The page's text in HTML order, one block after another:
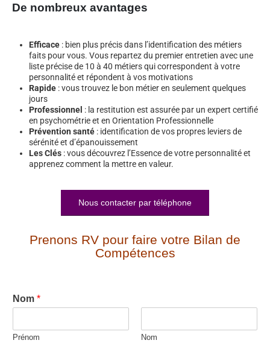
De nombreux avantages
Efficace : bien plus précis dans l’identification des métiers
faits pour vous. Vous repartez du premier entretien avec une
liste précise de 10 à 40 métiers qui correspondent à votre
personnalité et répondent à vos motivations
Rapide : vous trouvez le bon métier en seulement quelques
jours
Professionnel : la restitution est assurée par un expert certifié
en psychométrie et en Orientation Professionnelle
Prévention santé : identification de vos propres leviers de
sérénité et d’épanouissement
Les Clés : vous découvrez l’Essence de votre personnalité et
apprenez comment la mettre en valeur.
Nous contacter par téléphone
Prenons RV pour faire votre Bilan de
Compétences
Nom *
Prénom Nom